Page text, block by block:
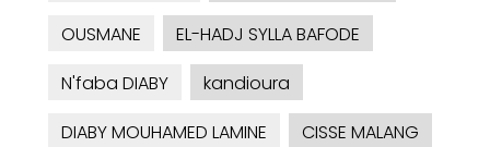
OUSMANE
EL-HADJ SYLLA BAFODE
N'faba DIABY
kandioura
DIABY MOUHAMED LAMINE
CISSE MALANG